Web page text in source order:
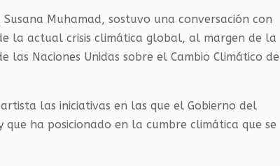
Muhamad, sostuvo una conversación con
la actual crisis climática global, al margen de la
Naciones Unidas sobre el Cambio Climático de
las iniciativas en las que el Gobierno del
ha posicionado en la cumbre climática que se